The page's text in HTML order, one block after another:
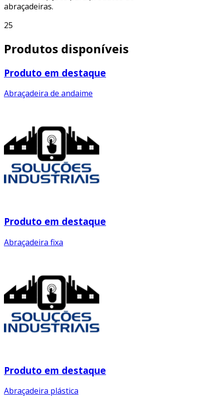
abraçadeiras.
25
Produtos disponíveis
Produto em destaque
Abraçadeira de andaime
Produto em destaque
Abraçadeira fixa
Produto em destaque
Abraçadeira plástica